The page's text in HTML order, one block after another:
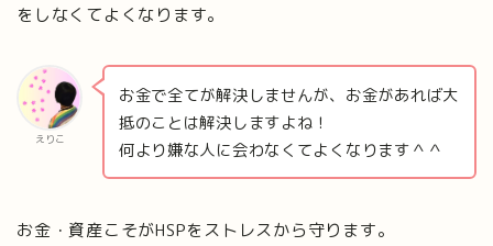
をしなくてよくなります。
えりこ
お金で全てが解決しませんが、お金があれば大
抵のことは解決しますよね！
何より嫌な人に会わなくてよくなります＾＾
お金・資産こそがHSPをストレスから守ります。